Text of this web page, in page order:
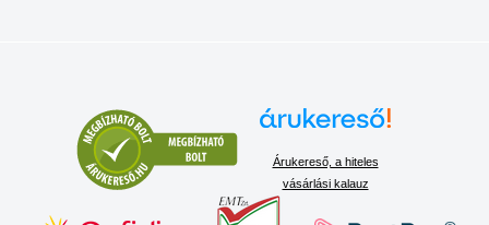
Árukereső, a hiteles
vásárlási kalauz